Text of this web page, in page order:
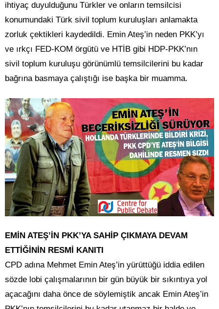
ihtiyaç duyulduğunu Türkler ve onların temsilcisi
konumundaki Türk sivil toplum kuruluşları anlamakta
zorluk çektikleri kaydedildi. Emin Ateş’in neden PKK’yı
ve ırkçı FED-KOM örgütü ve HTİB gibi HDP-PKK’nın
sivil toplum kuruluşu görünümlü temsilcilerini bu kadar
bağrına basmaya çalıştığı ise başka bir muamma.
EMİN ATEŞ’İN PKK’YA SAHİP ÇIKMAYA DEVAM
ETTİĞİNİN RESMİ KANITI
CPD adına Mehmet Emin Ateş’in yürüttüğü iddia edilen
sözde lobi çalışmalarının bir gün büyük bir sıkıntıya yol
açacağını daha önce de söylemiştik ancak Emin Ateş’in